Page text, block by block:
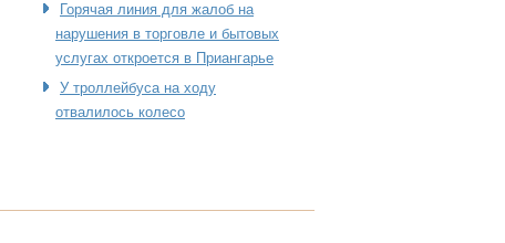
Горячая линия для жалоб на
нарушения в торговле и бытовых
услугах откроется в Приангарье
У троллейбуса на ходу
отвалилось колесо